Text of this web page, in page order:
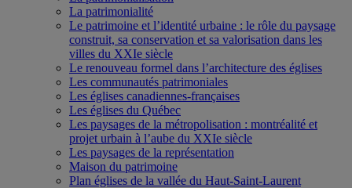
La patrimonialité
Le patrimoine et l’identité urbaine : le rôle du paysage
construit, sa conservation et sa valorisation dans les
villes du XXIe siècle
Le renouveau formel dans l’architecture des églises
Les communautés patrimoniales
Les églises canadiennes-françaises
Les églises du Québec
Les paysages de la métropolisation : montréalité et
projet urbain à l’aube du XXIe siècle
Les paysages de la représentation
Maison du patrimoine
Plan églises de la vallée du Haut-Saint-Laurent